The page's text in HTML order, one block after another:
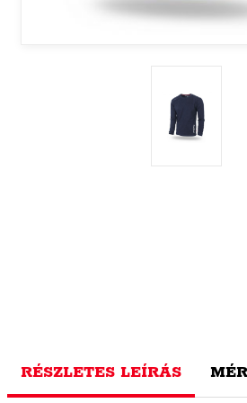
RÉSZLETES LEÍRÁS